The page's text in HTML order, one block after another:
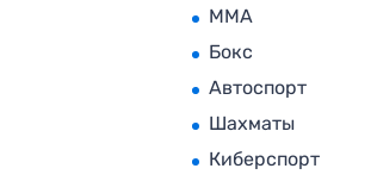
MMA
Бокс
Автоспорт
Шахматы
Киберспорт